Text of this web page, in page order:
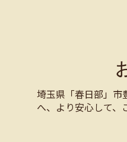
埼玉県「春日部」市
へ、より安心して、